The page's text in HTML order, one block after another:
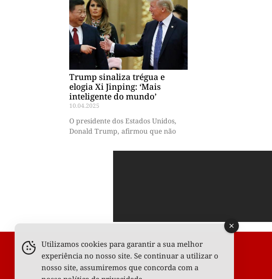
Trump sinaliza trégua e
elogia Xi Jinping: ‘Mais
inteligente do mundo’
10.04.2025
O presidente dos Estados Unidos,
Donald Trump, afirmou que não
Utilizamos cookies para garantir a sua melhor
experiência no nosso site. Se continuar a utilizar o
nosso site, assumiremos que concorda com a